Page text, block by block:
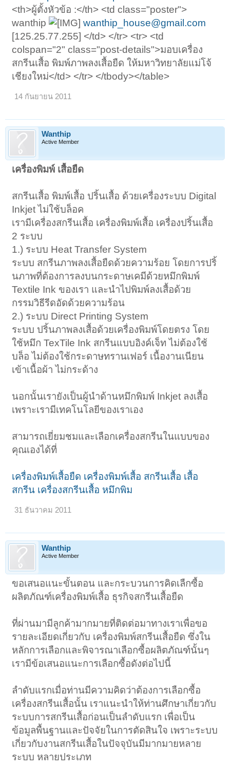
<th>ผู้ตั้งหัวข้อ :</th> <td class="poster">
wanthip
wanthip_house@gmail.com
[125.25.77.255] </td> </tr> <tr> <td
colspan="2" class="post-details">มอบเครื่อง
สกรีนเสื้อ พิมพ์ภาพลงเสื้อยืด ให้มหาวิทยาลัยแม่โจ้
เชียงใหม่</td> </tr> </tbody></table>
14 กันยายน 2011
Wanthip
Active Member
เครื่องพิมพ์ เสื้อยืด
สกรีนเสื้อ พิมพ์เสื้อ ปริ้นเสื้อ ด้วยเครื่องระบบ Digital
Inkjet ไม่ใช้บล็อค
เรามีเครื่องสกรีนเสื้อ เครื่องพิมพ์เสื้อ เครื่องปริ้นเสื้อ
2 ระบบ
1.) ระบบ Heat Transfer System
ระบบ สกรีนภาพลงเสื้อยืดด้วยความร้อย โดยการปริ้
นภาพที่ต้องการลงบนกระดาษเคมีด้วยหมึกพิมพ์
Textile Ink ของเรา และนำไปพิมพ์ลงเสื้อด้วย
กรรมวิธีรีดอัดด้วยความร้อน
2.) ระบบ Direct Printing System
ระบบ ปริ้นภาพลงเสื้อด้วยเครื่องพิมพ์โดยตรง โดย
ใช้หมึก TexTile Ink สกรีนแบบอิงค์เจ็ท ไม่ต้องใช้
บล็อ ไม่ต้องใช้กระดาษทรานเฟอร์ เนื้องานเนียน
เข้าเนื้อผ้า ไม่กระด้าง
นอกนั้นเรายังเป็นผู้นำด้านหมึกพิมพ์ Inkjet ลงเสื้อ
เพราะเรามีเทคโนโลยีของเราเอง
สามารถเยี่ยมชมและเลือกเครื่องสกรีนในแบบของ
คุณเองได้ที่
เครื่องพิมพ์เสื้อยืด เครื่องพิมพ์เสื้อ สกรีนเสื้อ เสื้อ
สกรีน เครื่องสกรีนเสื้อ หมึกพิม
31 ธันวาคม 2011
Wanthip
Active Member
ขอเสนอแนะขั้นตอน และกระบวนการคิดเลืกซื้อ
ผลิตภัณฑ์เครื่องพิมพ์เสื้อ ธุรกิจสกรีนเสื้อยืด
ที่ผ่านมามีลูกค้ามากมายที่ติดต่อมาทางเราเพื่อขอ
รายละเอียดเกี่ยวกับ เครื่องพิมพ์สกรีนเสื้อยืด ซึ่งใน
หลักการเลือกและพิจารณาเลือกซื้อผลิตภัณฑ์นั้นๆ
เรามีข้อเสนอแนะการเลือกซื้อดังต่อไปนี้
ลำดับแรกเมื่อท่านมีความคิดว่าต้องการเลือกซื้อ
เครื่องสกรีนเสื้อนั้น เราแนะนำให้ท่านศึกษาเกี่ยวกับ
ระบบการสกรีนเสื้อก่อนเป็นลำดับแรก เพื่อเป็น
ข้อมูลพื้นฐานและปัจจัยในการตัดสินใจ เพราะระบบ
เกี่ยวกับงานสกรีนเสื้อในปัจจุบันมีมากมายหลาย
ระบบ หลายประเภท